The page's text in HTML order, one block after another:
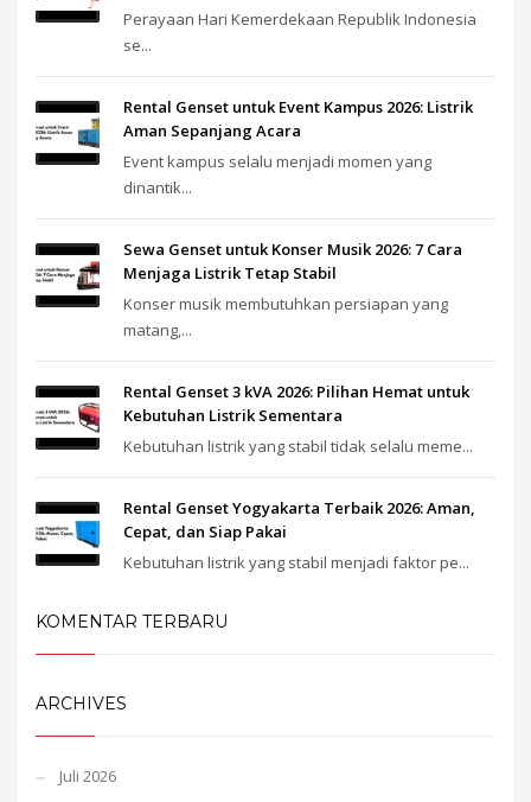
Perayaan Hari Kemerdekaan Republik Indonesia
se...
Rental Genset untuk Event Kampus 2026: Listrik
Aman Sepanjang Acara
Event kampus selalu menjadi momen yang
dinantik...
Sewa Genset untuk Konser Musik 2026: 7 Cara
Menjaga Listrik Tetap Stabil
Konser musik membutuhkan persiapan yang
matang,...
Rental Genset 3 kVA 2026: Pilihan Hemat untuk
Kebutuhan Listrik Sementara
Kebutuhan listrik yang stabil tidak selalu meme...
Rental Genset Yogyakarta Terbaik 2026: Aman,
Cepat, dan Siap Pakai
Kebutuhan listrik yang stabil menjadi faktor pe...
KOMENTAR TERBARU
ARCHIVES
Juli 2026